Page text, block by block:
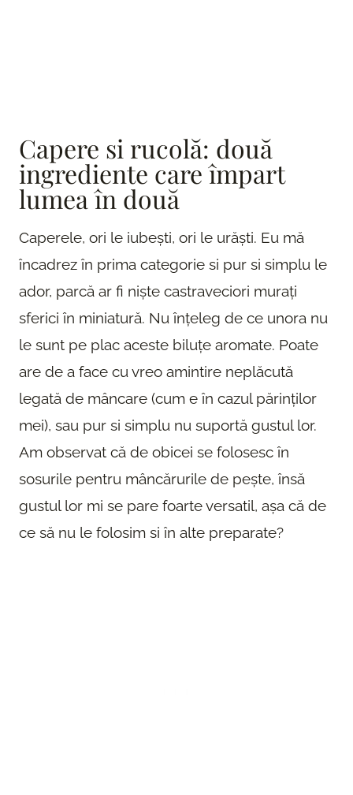
Capere si rucolă: două
ingrediente care împart
lumea în două
Caperele, ori le iubești, ori le urăști. Eu mă
încadrez în prima categorie si pur si simplu le
ador, parcă ar fi niște castraveciori murați
sferici în miniatură. Nu înțeleg de ce unora nu
le sunt pe plac aceste biluțe aromate. Poate
are de a face cu vreo amintire neplăcută
legată de mâncare (cum e în cazul părinților
mei), sau pur si simplu nu suportă gustul lor.
Am observat că de obicei se folosesc în
sosurile pentru mâncărurile de pește, însă
gustul lor mi se pare foarte versatil, așa că de
ce să nu le folosim si în alte preparate?